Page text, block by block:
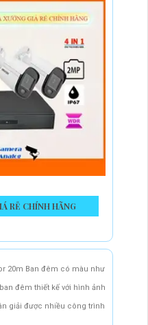
RẺ CHÍNH HÃNG
20m Ban đêm có màu như
đêm thiết kế với hình ảnh
giải được nhiều công trình